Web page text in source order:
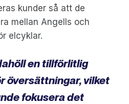
kunder så att de
mellan Angells och
elcyklar.
en tillförlitlig
översättningar, vilket
fokusera det